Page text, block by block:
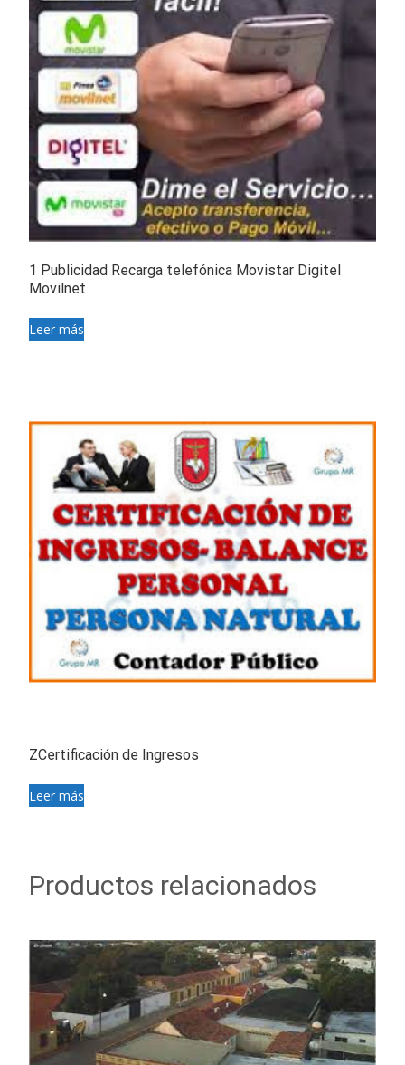
1 Publicidad Recarga telefónica Movistar Digitel
Movilnet
Leer más
ZCertificación de Ingresos
Leer más
Productos relacionados